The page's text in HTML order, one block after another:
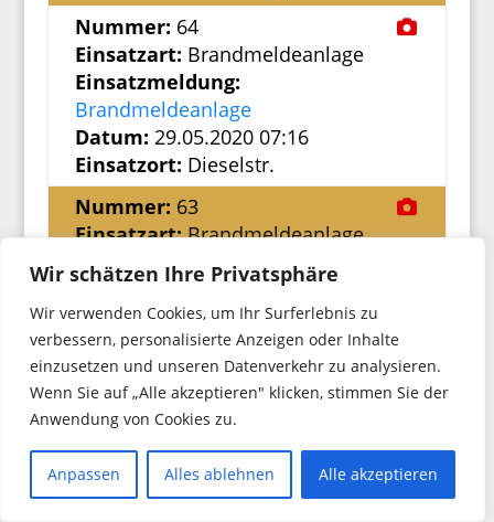
Wir schätzen Ihre Privatsphäre
Wir verwenden Cookies, um Ihr Surferlebnis zu
verbessern, personalisierte Anzeigen oder Inhalte
einzusetzen und unseren Datenverkehr zu analysieren.
Wenn Sie auf „Alle akzeptieren" klicken, stimmen Sie der
Anwendung von Cookies zu.
Anpassen Alles ablehnen Alle akzeptieren
Nummer: 64
Einsatzart: Brandmeldeanlage
Einsatzmeldung:
Brandmeldeanlage
Datum: 29.05.2020 07:16
Einsatzort: Dieselstr.
Nummer: 63
Einsatzart:Brandmeldeanlage
Einsatzmeldung:
Brandmeldeanlage
Datum:28.05.2020 10:49
Einsatzort:Robert-Bosch-Str.
Nummer: 62
Einsatzart:Hundestaffel
Datum:
26.05.2020 01:22
Einsatzort:Neubiberg